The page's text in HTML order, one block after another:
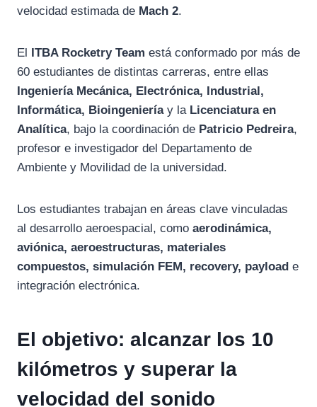
velocidad estimada de Mach 2.
El ITBA Rocketry Team está conformado por más de
60 estudiantes de distintas carreras, entre ellas
Ingeniería Mecánica, Electrónica, Industrial,
Informática, Bioingenieríay la Licenciatura en
Analítica, bajo la coordinación de Patricio Pedreira,
profesor e investigador del Departamento de
Ambiente y Movilidad de la universidad.
Los estudiantes trabajan en áreas clave vinculadas
al desarrollo aeroespacial, como aerodinámica,
aviónica, aeroestructuras, materiales
compuestos, simulación FEM, recovery, payload e
integración electrónica.
El objetivo: alcanzar los 10
kilómetros y superar la
velocidad del sonido